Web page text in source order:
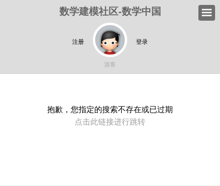
数学建模社区-数学中国
注册 登录
游客
抱歉，您指定的搜索不存在或已过期
点击此链接进行跳转